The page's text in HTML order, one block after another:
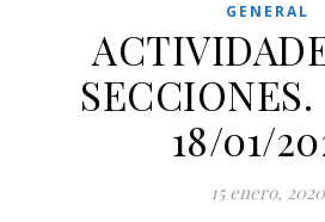
GENERAL
18/01/
15 enero, 2020